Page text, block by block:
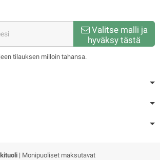
Valitse malli ja
hyväksy tästä
tilauksen milloin tahansa.
| Monipuoliset maksutavat